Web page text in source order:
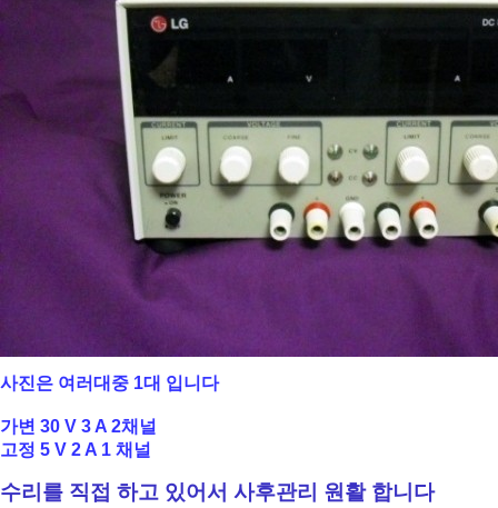
사진은 여러대중 1대 입니다
가변 30 V 3 A 2채널
고정 5 V 2 A 1 채널
수리를 직접 하고 있어서 사후관리 원 활합니다